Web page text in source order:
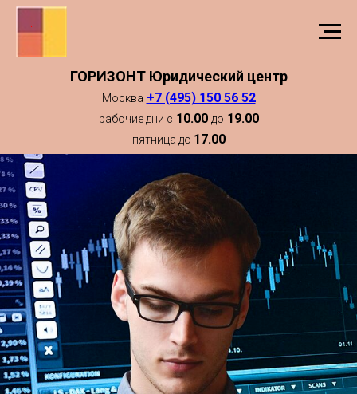
ГОРИЗОНТ Юридический центр
Москва +7 (495) 150 56 52
рабочие дни с 10.00 до 19.00
пятница до 17.00